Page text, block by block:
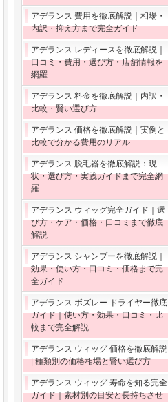
アデランス 費用を徹底解説｜相場・
内訳・抑え方まで完全ガイド
アデランス レディースを徹底解説｜
口コミ・費用・選び方・店舗情報を
網羅
アデランス 料金を徹底解説｜内訳・
比較・賢い選び方
アデランス 価格を徹底解説｜実例と
比較で分かる費用のリアル
アデランス 脱毛器を徹底解説：現
状・選び方・実践ガイドまで完全網
羅
アデランス ウィッグ完全ガイド｜選
び方・ケア・価格・口コミまで徹底
解説
アデランス シャンプーを徹底解説｜
効果・使い方・口コミ・価格まで完
全ガイド
アデランス ボズレー ドライヤー徹底
ガイド｜使い方・効果・口コミ・比
較まで完全解説
アデランス ウィッグ 価格を徹底解説
| 種類別の価格相場と賢い選び方
アデランス ウィッグ 寿命を知る完全
ガイド｜素材別の目安と長持ちさせ